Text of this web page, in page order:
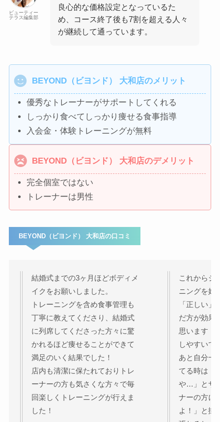
ビューティー
テラス編集部
良心的な価格設定となっているた
め、コース終了後も7割を超える人々
が継続して通っています。
BEYOND（ビヨンド） 大和店のメリット
優秀なトレーナーがサポートしてくれる
しっかり食べてしっかり痩せる食事指導
入会金・体験トレーニングが無料
BEYOND（ビヨンド） 大和店のデメリット
完全個室ではない
トレーナーは男性
BEYOND（ビヨンド） 大和店の口コミ
結婚式までの3ヶ月ほどボディメ
イクをお願いしました。
トレーニングを含め食事管理も
丁寧に教えてくださり、結婚式
に列席してくださった方々に驚
かれるほど痩せることができて
満足のいく結果でした！
店内も清潔に保たれておりトレ
ーナーの方も気さくな方々で毎
回楽しくトレーニングが行えま
した！
これからジ
ニングを始
「正しい
だ方が効果
思います（
しやすいで
あと自分一
てる時は「
や…」とサ
ナーの方に
よ！」と掛